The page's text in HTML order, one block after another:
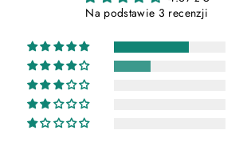
Na podstawie 3 recenzji